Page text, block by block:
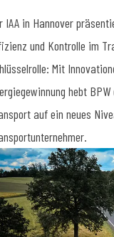
IAA in Hannover
und Kontrolle im
Mit
hebt
auf ein neues